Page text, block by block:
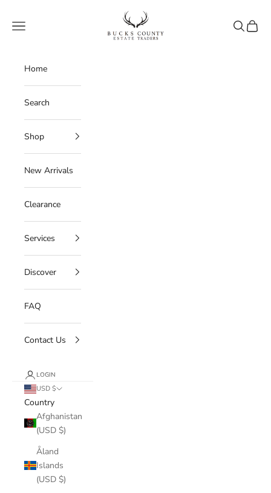
Bucks County Estate Traders
Navigation menu
Search
Cart
Home
Search
Shop
New Arrivals
Clearance
Services
Discover
FAQ
Contact Us
LOGIN
USD $
Country
Afghanistan
(USD $)
Åland
Islands
(USD $)